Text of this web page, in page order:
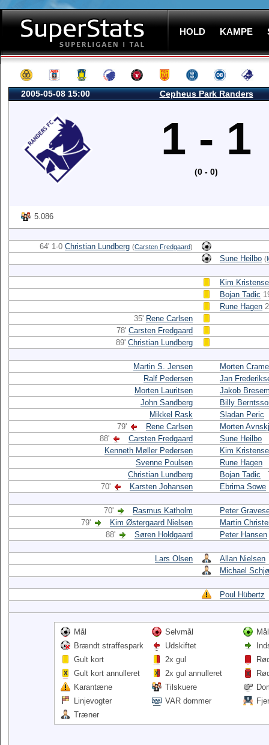
HOLD KAMPE
2005-05-08 15:00 Cepheus Park Randers
1 - 1
(0 - 0)
5.086
64' 1-0 Christian Lundberg (Carsten Fredgaard)
Sune Heilbo (
Kim
Bojan Tadic
Rune Hagen
35' Rene Carlsen
78' Carsten Fredgaard
89' Christian Lundberg
Martin S. Jensen
Morten
Ralf Pedersen
Jan
Morten Lauritsen
Jakob
John Sandberg
Billy
Mikkel Rask
Sladan Peric
79'
Rene Carlsen
Morten
88'
Carsten Fredgaard
Sune Heilbo
Kenneth Møller Pedersen
Kim
Svenne Poulsen
Rune Hagen
Christian Lundberg
Bojan Tadic
70'
Karsten Johansen Ebrima Sowe
70' Rasmus Katholm
Peter
79'
Kim Østergaard Nielsen
Martin
88'
Søren Holdgaard Peter Hansen
Lars Olsen
Allan Nielsen
Michael
Poul Hübertz
Mål Selvmål
Brændt straffespark
Udskiftet
Gult kort
2x gul
Gult kort annulleret
2x gul annulleret
Karantæne
Tilskuere
Linjevogter
VAR dommer
Træner